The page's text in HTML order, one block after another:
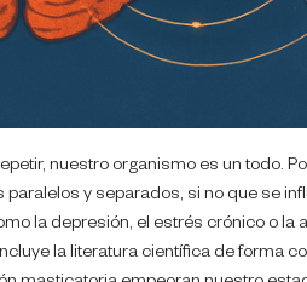
nuestro organismo es un todo.
paralelos y separados, si no que se
la depresión, el estrés crónico o la
la literatura científica de forma